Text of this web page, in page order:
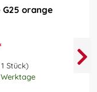
G25 orange
Stück)